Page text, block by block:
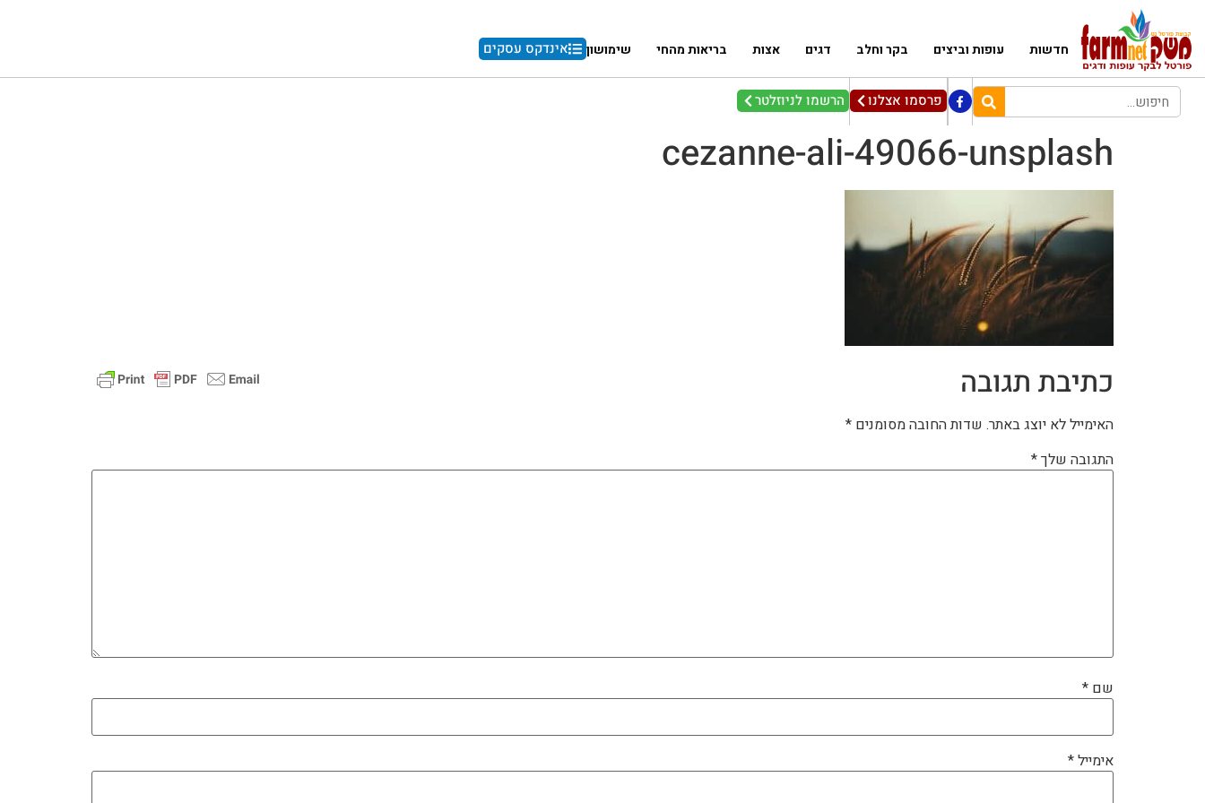
חדשות עופות וביצים בקר וחלב דגים אצות בריאות מהחי שימושון אינדקס עסקים
פרסמו אצלנו הרשמו לניוזלטר
cezanne-ali-49066-unsplash
כתיבת תגובה
האימייל לא יוצג באתר. שדות החובה מסומנים *
התגובה שלך*
שם *
אימייל*